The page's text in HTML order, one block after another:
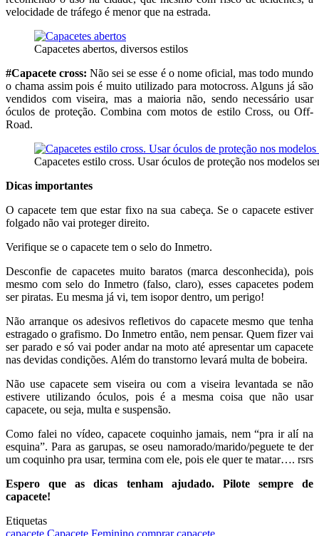
velocidade de tráfego é menor que na estrada.
Capacetes abertos, diversos estilos
#Capacete cross: Não sei se esse é o nome oficial, mas todo mundo
o chama assim pois é muito utilizado para motocross. Alguns já são
vendidos com viseira, mas a maioria não, sendo necessário usar
óculos de proteção. Combina com motos de estilo Cross, ou Off-
Road.
Capacetes estilo cross. Usar óculos de proteção nos modelos
Dicas importantes
O capacete tem que estar fixo na sua cabeça. Se o capacete estiver
folgado não vai proteger direito.
Verifique se o capacete tem o selo do Inmetro.
Desconfie de capacetes muito baratos (marca desconhecida), pois
mesmo com selo do Inmetro (falso, claro), esses capacetes podem
ser piratas. Eu mesma já vi, tem isopor dentro, um perigo!
Não arranque os adesivos refletivos do capacete mesmo que tenha
estragado o grafismo. Do Inmetro então, nem pensar. Quem fizer vai
ser parado e só vai poder andar na moto até apresentar um capacete
nas devidas condições. Além do transtorno levará multa de bobeira.
Não use capacete sem viseira ou com a viseira levantada se não
estivere utilizando óculos, pois é a mesma coisa que não usar
capacete, ou seja, multa e suspensão.
Como falei no vídeo, capacete coquinho jamais, nem “pra ir alí na
esquina”. Para as garupas, se oseu namorado/marido/peguete te der
um coquinho pra usar, termina com ele, pois ele quer te matar…. rsrs
Espero que as dicas tenham ajudado. Pilote sempre de
capacete!
Etiquetas
capacete Capacete Feminino comprar capacete